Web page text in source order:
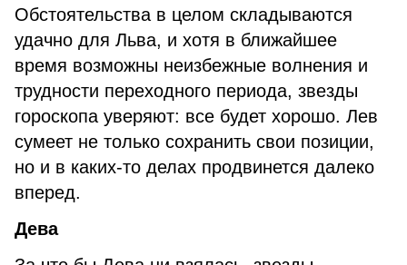
Обстоятельства в целом складываются
удачно для Льва, и хотя в ближайшее
время возможны неизбежные волнения и
трудности переходного периода, звезды
гороскопа уверяют: все будет хорошо. Лев
сумеет не только сохранить свои позиции,
но и в каких-то делах продвинется далеко
вперед.
Дева